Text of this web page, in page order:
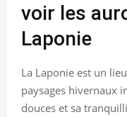
voir les
Laponie
La Laponie est un
paysages hivernaux
douces et sa